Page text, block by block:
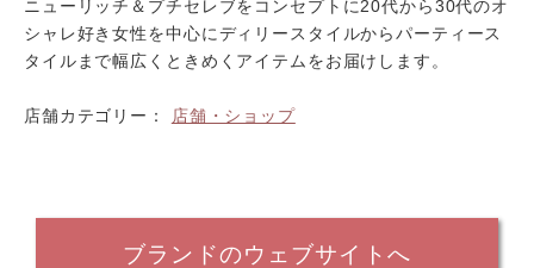
ニューリッチ＆プチセレブをコンセプトに20代から30代のオ
シャレ好き女性を中心にディリースタイルからパーティース
タイルまで幅広くときめくアイテムをお届けします。
店舗カテゴリー： 店舗・ショップ
ブランドのウェブサイトへ